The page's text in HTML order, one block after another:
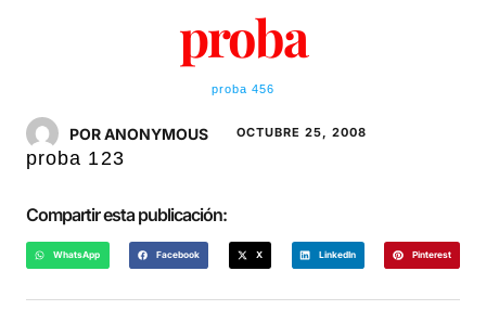
proba
proba 456
POR ANONYMOUS OCTUBRE 25, 2008
proba 123
Compartir esta publicación:
WhatsApp Facebook X LinkedIn Pinterest